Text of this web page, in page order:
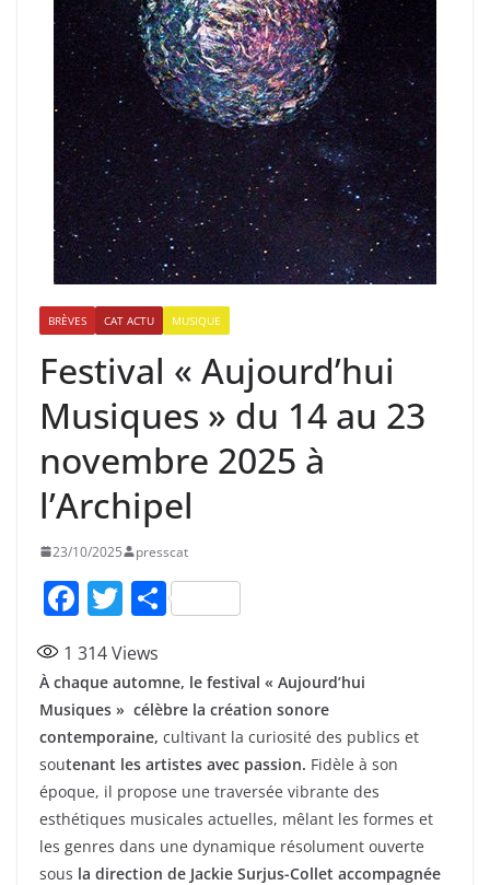
BRÈVES CAT ACTU MUSIQUE
Festival « Aujourd’hui
Musiques » du 14 au 23
novembre 2025 à
l’Archipel
23/10/2025 presscat
F
c
e
b
o
o
k
T
itt
er
P
ta
g
er
1 314Views
À chaque automne, le festival « Aujourd’hui
Musiques » célèbre la création sonore
contemporaine, cultivant la curiosité des publics et
soutenant les artistes avec passion. Fidèle à son
époque, il propose une traversée vibrante des
esthétiques musicales actuelles, mêlant les formes et
les genres dans une dynamique résolument ouverte
sous la direction de Jackie Surjus-Collet accompagnée